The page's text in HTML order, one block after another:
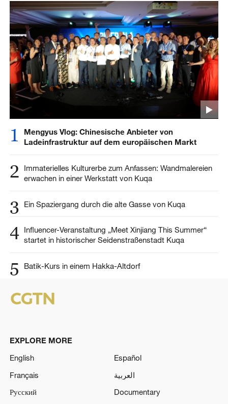
1
Mengyus Vlog: Chinesische Anbieter von
Ladeinfrastruktur auf dem europäischen Markt
2
Immaterielles Kulturerbe zum Anfassen: Wandmalereien
erwachen in einer Werkstatt von Kuqa
3 Ein Spaziergang durch die alte Gasse von Kuqa
4 Influencer-Veranstaltung „Meet Xinjiang This Summer“
startet in historischer Seidenstraßenstadt Kuqa
5 Batik-Kurs in einem Hakka-Altdorf
EXPLORE MORE
English
Español
Français
العربية
Русский
Documentary